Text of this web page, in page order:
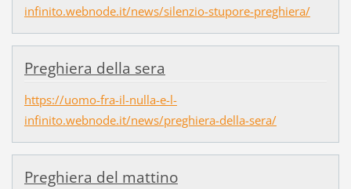
infinito.webnode.it/news/silenzio-stupore-preghiera/
Preghiera della sera
https://uomo-fra-il-nulla-e-l-
infinito.webnode.it/news/preghiera-della-sera/
Preghiera del mattino